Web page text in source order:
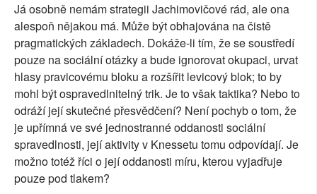
Já osobně nemám strategii Jachimovičové rád, ale ona
alespoň nějakou má. Může být obhajována na čistě
pragmatických základech. Dokáže-li tím, že se soustředí
pouze na sociální otázky a bude ignorovat okupaci, urvat
hlasy pravicovému bloku a rozšířit levicový blok; to by
mohl být ospravedlnitelný trik. Je to však taktika? Nebo to
odráží její skutečné přesvědčení? Není pochyb o tom, že
je upřímná ve své jednostranné oddanosti sociální
spravedlnosti, její aktivity v Knessetu tomu odpovídají. Je
možno totéž říci o její oddanosti míru, kterou vyjadřuje
pouze pod tlakem?